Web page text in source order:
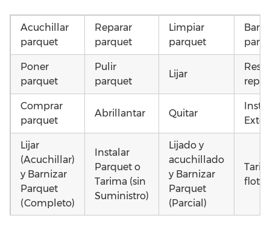
Acuchillar
parquet
Reparar
parquet
Limpiar
parquet
Poner
parquet
Pulir
parquet
Lijar
Comprar
parquet
Abrillantar Quitar
Lijar
(Acuchillar)
y Barnizar
Parquet
(Completo)
Instalar
Parquet o
Tarima (sin
Suministro)
Lijado y
acuchillado
y Barnizar
Parquet
(Parcial)